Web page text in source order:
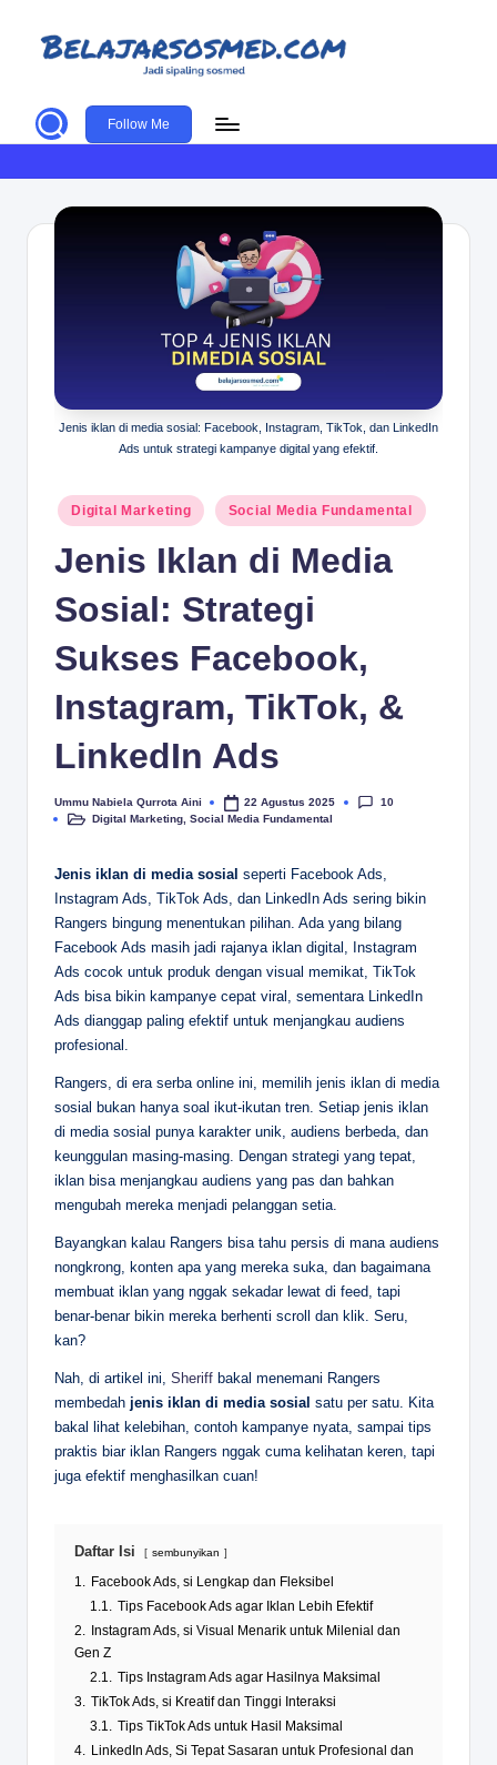
el
m
.c
m
paling
Sosmed
Follow Me
Jenis iklan di media sosial: Facebook, Instagram, TikTok, dan LinkedIn
Ads untuk strategi kampanye digital yang efektif.
Posted
in
Digital Marketing Social Media Fundamental
Jenis Iklan di Media
Sosial: Strategi
Sukses Facebook,
Instagram, TikTok, &
LinkedIn Ads
Posted
by
Ummu Nabiela Qurrota Aini 22 Agustus 2025
10
PostedDigital Marketing ,Social Media Fundamental
Jenis iklan di media sosial seperti Facebook Ads,
Instagram Ads, TikTok Ads, dan LinkedIn Ads sering bikin
Rangers bingung menentukan pilihan. Ada yang bilang
Facebook Ads masih jadi rajanya iklan digital, Instagram
Ads cocok untuk produk dengan visual memikat, TikTok
Ads bisa bikin kampanye cepat viral, sementara LinkedIn
Ads dianggap paling efektif untuk menjangkau audiens
profesional.
Rangers, di era serba online ini, memilih jenis iklan di media
sosial bukan hanya soal ikut-ikutan tren. Setiap jenis iklan
di media sosial punya karakter unik, audiens berbeda, dan
keunggulan masing-masing. Dengan strategi yang tepat,
iklan bisa menjangkau audiens yang pas dan bahkan
mengubah mereka menjadi pelanggan setia.
Bayangkan kalau Rangers bisa tahu persis di mana audiens
nongkrong, konten apa yang mereka suka, dan bagaimana
membuat iklan yang nggak sekadar lewat di feed, tapi
benar-benar bikin mereka berhenti scroll dan klik. Seru,
kan?
Nah, di artikel ini, Sheriff bakal menemani Rangers
membedah jenis iklan di media sosial satu per satu. Kita
bakal lihat kelebihan, contoh kampanye nyata, sampai tips
praktis biar iklan Rangers nggak cuma kelihatan keren, tapi
juga efektif menghasilkan cuan!
Daftar Isi sembunyikan
1. Facebook Ads, si Lengkap dan Fleksibel
1.1.
Tips Facebook Ads agar Iklan Lebih Efektif
2.
Instagram Ads, si Visual Menarik untuk Milenial dan
Gen Z
2.1.
Tips Instagram Ads agar Hasilnya Maksimal
3.
TikTok Ads, si Kreatif dan Tinggi Interaksi
3.1.
Tips TikTok Ads untuk Hasil Maksimal
4. LinkedIn Ads, Si Tepat Sasaran untuk Profesional dan